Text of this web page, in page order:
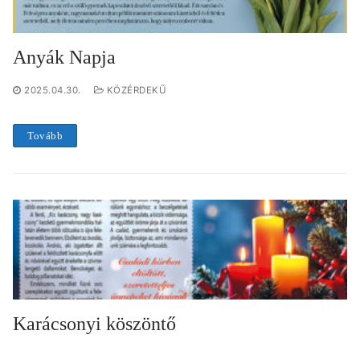
Anyák Napja
2025.04.30. KÖZÉRDEKŰ
Tovább
Karácsonyi köszöntő